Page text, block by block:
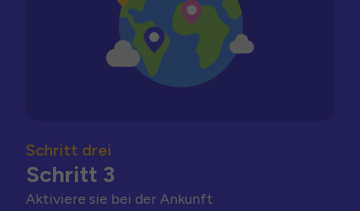
Schritt drei
Schritt 3
Aktiviere sie bei der Ankunft